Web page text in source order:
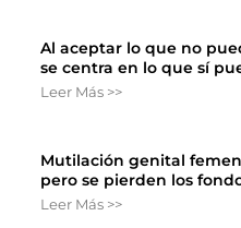
Al aceptar lo que no
se centra en lo que sí
Leer Más >>
Mutilación genital
pero se pierden los
Leer Más >>